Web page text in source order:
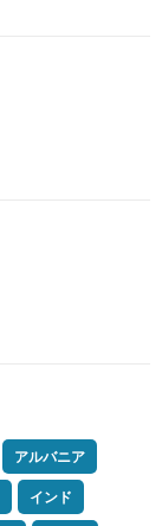
アルバニア
インド